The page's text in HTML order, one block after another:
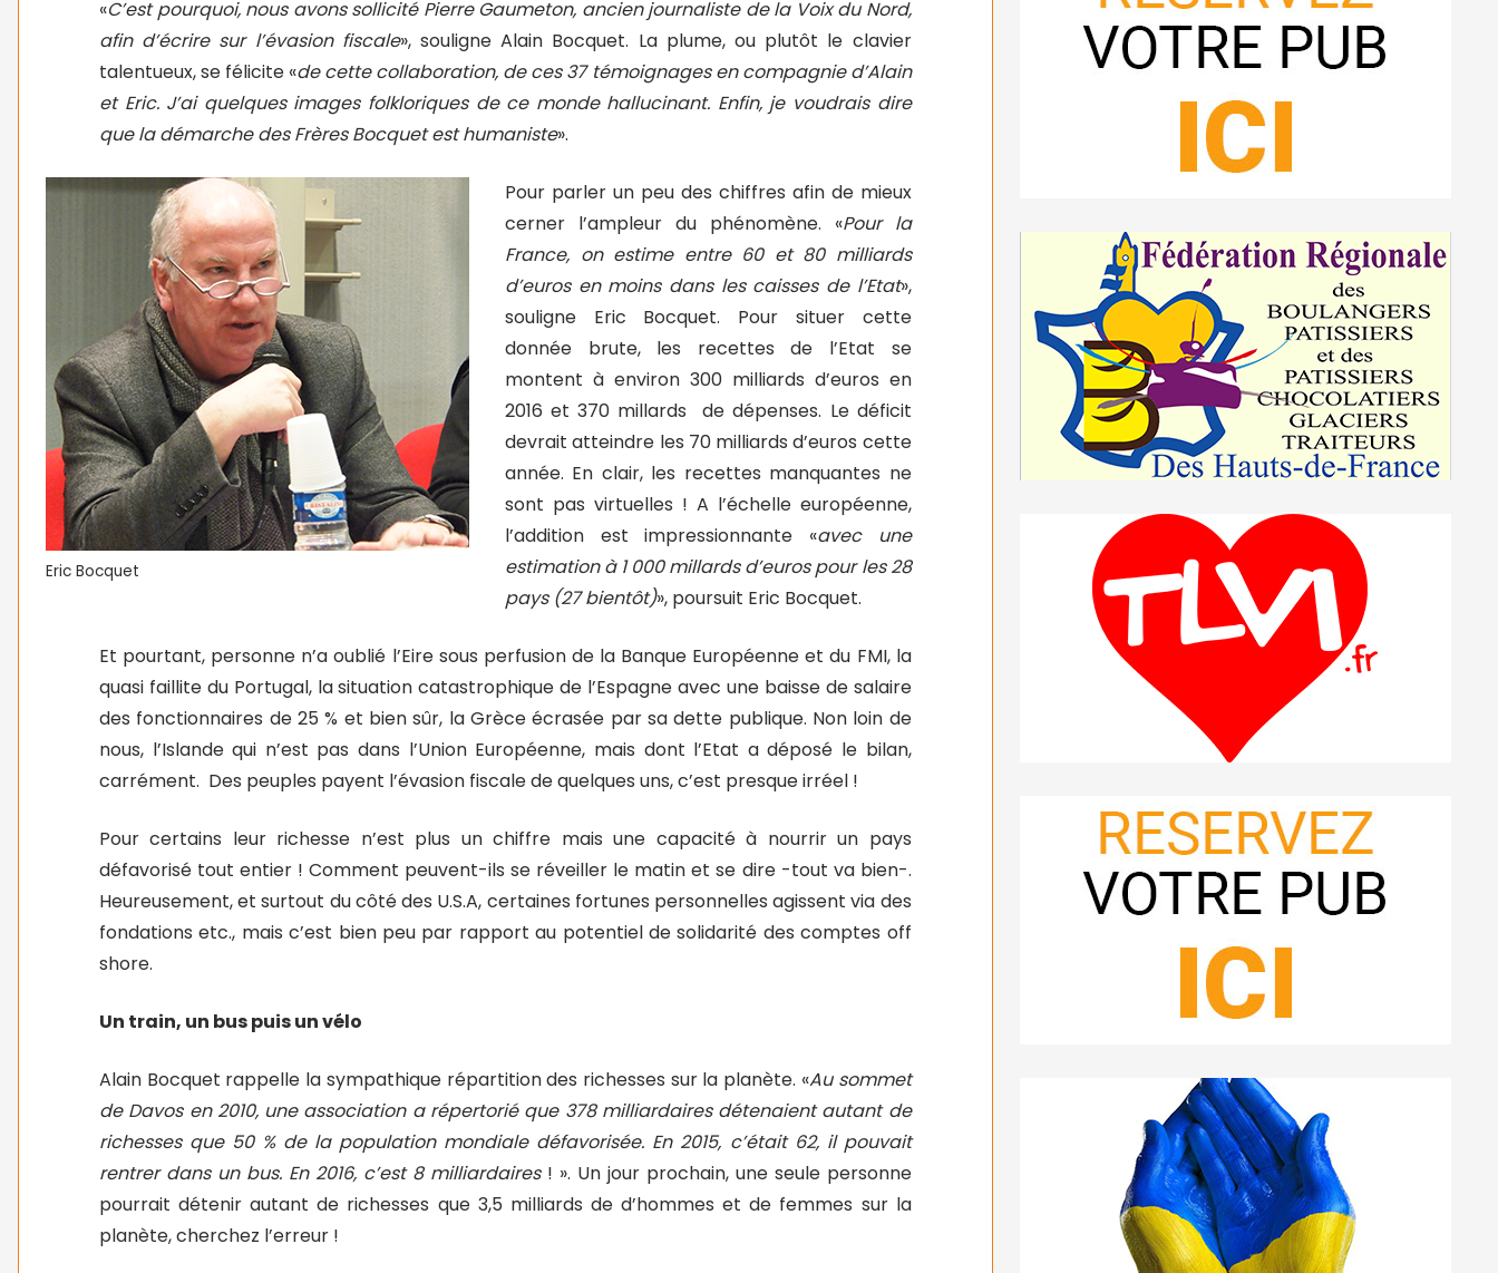
«C’est pourquoi, nous avons sollicité Pierre Gaumeton, ancien journaliste de la Voix du Nord,
afin d’écrire sur l’évasion fiscale», souligne Alain Bocquet. La plume, ou plutôt le clavier
talentueux, se félicite «de cette collaboration, de ces 37 témoignages en compagnie d’Alain
et Eric. J’ai quelques images folkloriques de ce monde hallucinant. Enfin, je voudrais dire
que la démarche des Frères Bocquet est humaniste».
Eric Bocquet
Pour parler un peu des chiffres afin de mieux
cerner l’ampleur du phénomène. «Pour la
France, on estime entre 60 et 80 milliards
d’euros en moins dans les caisses de l’Etat»,
souligne Eric Bocquet. Pour situer cette
donnée brute, les recettes de l’Etat se
montent à environ 300 milliards d’euros en
2016 et 370 millards de dépenses. Le déficit
devrait atteindre les 70 milliards d’euros cette
année. En clair, les recettes manquantes ne
sont pas virtuelles ! A l’échelle européenne,
l’addition est impressionnante «avec une
estimation à 1 000 millards d’euros pour les 28
pays (27 bientôt)», poursuit Eric Bocquet.
Et pourtant, personne n’a oublié l’Eire sous perfusion de la Banque Européenne et du FMI, la
quasi faillite du Portugal, la situation catastrophique de l’Espagne avec une baisse de salaire
des fonctionnaires de 25 % et bien sûr, la Grèce écrasée par sa dette publique. Non loin de
nous, l’Islande qui n’est pas dans l’Union Européenne, mais dont l’Etat a déposé le bilan,
carrément. Des peuples payent l’évasion fiscale de quelques uns, c’est presque irréel !
Pour certains leur richesse n’est plus un chiffre mais une capacité à nourrir un pays
défavorisé tout entier ! Comment peuvent-ils se réveiller le matin et se dire -tout va bien-.
Heureusement, et surtout du côté des U.S.A, certaines fortunes personnelles agissent via des
fondations etc., mais c’est bien peu par rapport au potentiel de solidarité des comptes off
shore.
Un train, un bus puis un vélo
Alain Bocquet rappelle la sympathique répartition des richesses sur la planète. «Au sommet
de Davos en 2010, une association a répertorié que 378 milliardaires détenaient autant de
richesses que 50 % de la population mondiale défavorisée. En 2015, c’était 62, il pouvait
rentrer dans un bus. En 2016, c’est 8 milliardaires! ». Un jour prochain, une seule personne
pourrait détenir autant de richesses que 3,5 milliards de d’hommes et de femmes sur la
planète, cherchez l’erreur !